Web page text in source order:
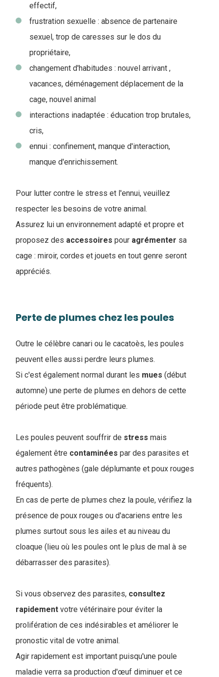
effectif,
frustration sexuelle : absence de partenaire
sexuel, trop de caresses sur le dos du
propriétaire,
changement d'habitudes : nouvel arrivant ,
vacances, déménagement déplacement de la
cage, nouvel animal
interactions inadaptée : éducation trop brutales,
cris,
ennui : confinement, manque d'interaction,
manque d'enrichissement.
Pour lutter contre le stress et l'ennui, veuillez
respecter les besoins de votre animal.
Assurez lui un environnement adapté et propre et
proposez des accessoires pour agrémenter sa
cage : miroir, cordes et jouets en tout genre seront
appréciés.
Perte de plumes chez les poules
Outre le célèbre canari ou le cacatoès, les poules
peuvent elles aussi perdre leurs plumes.
Si c'est également normal durant les mues (début
automne) une perte de plumes en dehors de cette
période peut être problématique.
Les poules peuvent souffrir de stress mais
également être contaminées par des parasites et
autres pathogènes (gale déplumante et poux rouges
fréquents).
En cas de perte de plumes chez la poule, vérifiez la
présence de poux rouges ou d'acariens entre les
plumes surtout sous les ailes et au niveau du
cloaque (lieu où les poules ont le plus de mal à se
débarrasser des parasites).
Si vous observez des parasites, consultez
rapidement votre vétérinaire pour éviter la
prolifération de ces indésirables et améliorer le
pronostic vital de votre animal.
Agir rapidement est important puisqu'une poule
maladie verra sa production d'œuf diminuer et ce